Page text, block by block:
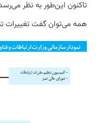
تاکنون این‌طور به نظر می‌رسد
همه می‌توان گفت تغییرات